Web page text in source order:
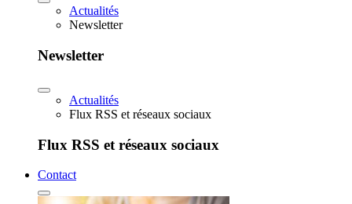
Actualités
Newsletter
Newsletter
Actualités
Flux RSS et réseaux sociaux
Flux RSS et réseaux sociaux
Contact